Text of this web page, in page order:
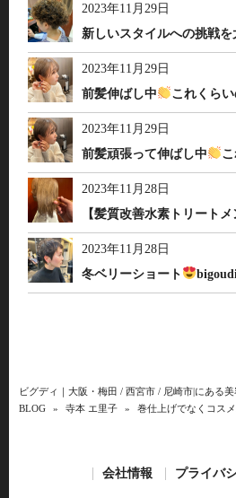
2023年11月29日
新しいスタイルへの挑戦
2023年11月29日
前髪伸ばし中
これくら
2023年11月29日
前髪頑張って伸ばし中
2023年11月28日
【髪質改善水素トリート
2023年11月28日
冬ベリーショート
ビグディ｜大阪・梅田 / 西宮市 / 尼崎市|にある
BLOG
» 寺本 エ里子 » 巻仕上げでなくコス
会社情報 プライバ